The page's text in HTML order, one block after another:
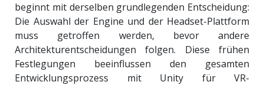
beginnt mit derselben grundlegenden Entscheidung:
Die Auswahl der Engine und der Headset-Plattform
muss getroffen werden, bevor andere
Architekturentscheidungen folgen. Diese frühen
Festlegungen beeinflussen den gesamten
Entwicklungsprozess mit Unity für VR-